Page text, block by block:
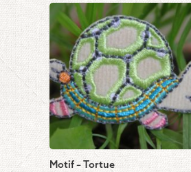
Motif – Tortue